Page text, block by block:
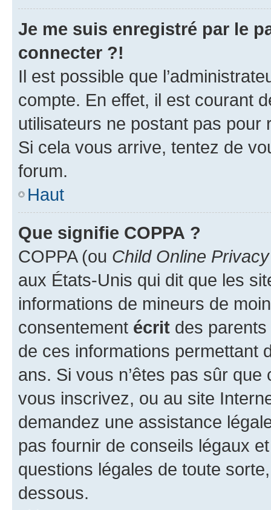
Je me suis enregistré par le
connecter ?!
Il est possible que
compte. En effet, il est courant
utilisateurs ne postant pas pour
Si cela vous arrive, tentez de
forum.
Haut
Que signifie COPPA ?
COPPA (ou Child Online
aux États-Unis qui dit que les
informations de mineurs de
consentement écrit des parents
de ces informations permettant
ans. Si vous n’êtes pas sûr
vous inscrivez, ou au site
demandez une assistance
pas fournir de conseils légaux
questions légales de toute
dessous.